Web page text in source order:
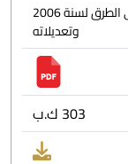
قانون نقل البضائع على الطرق لسنة 2006
وتعديلاته
303 ك.ب